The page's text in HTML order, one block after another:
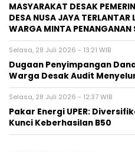
MASYARAKAT DESAK
DESA NUSA JAYA TERLANTAR
WARGA MINTA PENANGANAN
Selasa, 28 Juli 2026 - 13:21 WIB
Dugaan Penyimpangan
Warga Desak Audit
Selasa, 28 Juli 2026 - 12:37 WIB
Pakar Energi UPER:
Kunci Keberhasilan B50